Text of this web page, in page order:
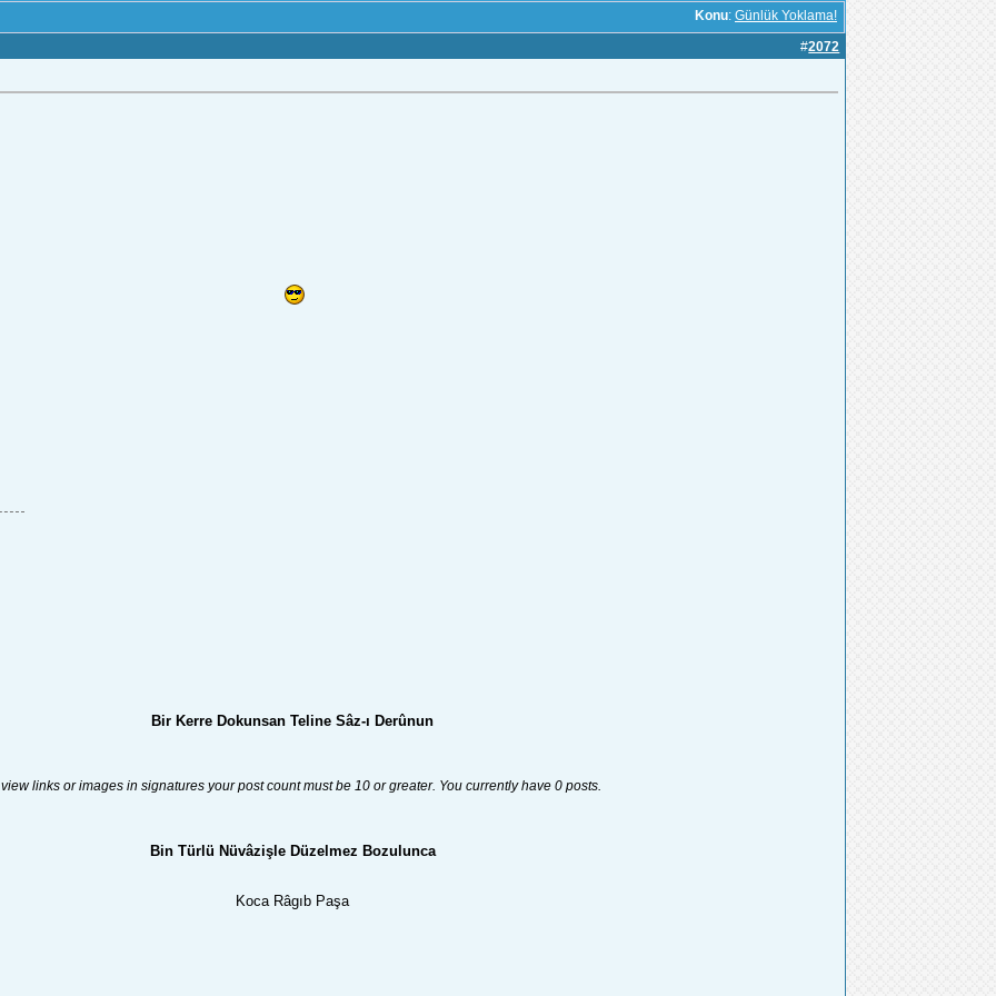
Konu: Günlük Yoklama!
#2072
Bir Kerre Dokunsan Teline Sâz-ı Derûnun
view links or images in signatures your post count must be 10 or greater. You currently have 0 posts.
Bin Türlü Nüvâzişle Düzelmez Bozulunca
Koca Râgıb Paşa